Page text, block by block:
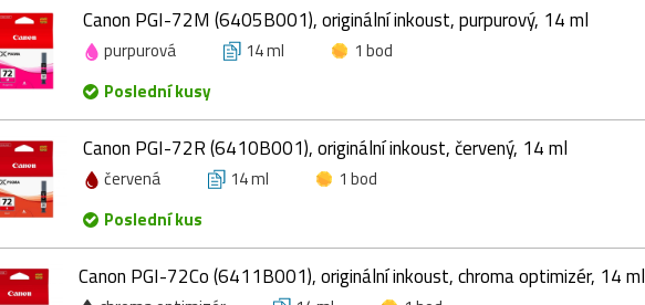
Canon PGI-72M (6405B001), originální inkoust, purpurový, 14 ml
purpurová 14 ml
1 bod
Poslední kusy
Canon PGI-72R (6410B001), originální inkoust, červený, 14 ml
červená 14 ml
1 bod
Poslední kus
Canon PGI-72Co (6411B001), originální inkoust, chroma optimizér, 14 ml